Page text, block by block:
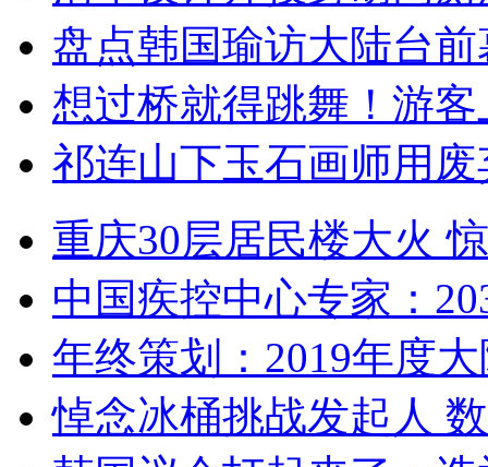
盘点韩国瑜访大陆台
想过桥就得跳舞！游客
祁连山下玉石画师用
重庆30层居民楼大火
中国疾控中心专家：
年终策划：2019年度
悼念冰桶挑战发起人